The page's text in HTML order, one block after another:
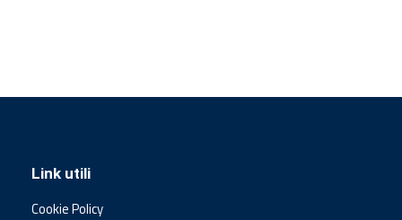
Link utili
Cookie Policy